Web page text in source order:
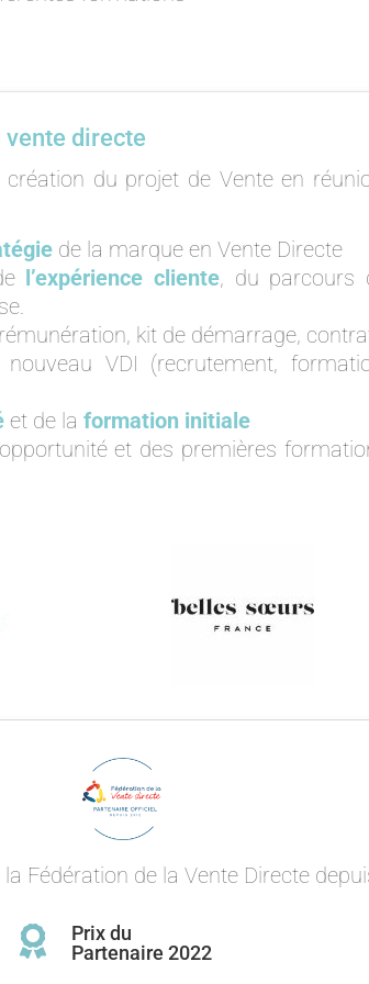
vente directe
du projet de Vente en
de la marque en Vente Directe
l’expérience cliente, du parcours
kit de démarrage,
nouveau VDI (recrutement,
et de la formation initiale
et des premières
Fédération de la Vente Directe

Prix du
Partenaire 2022